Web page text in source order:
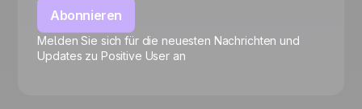
🍪
Abonnieren
Melden Sie sich für die neuesten Nachrichten und
Updates zu Positive User an